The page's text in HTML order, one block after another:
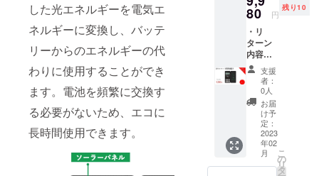
した光エネルギーを電気エ
ネルギーに変換し、バッテ
リーからのエネルギーの代
わりに使用することができ
ます。電池を頻繁に交換す
る必要がないため、エコに
長時間使用できます。
ます。
頂いた
上でご
支援頂
けます
様お願
い致し
ます。
2023年
03月頃
からオ
ンライ
支援に
より量
産効率
が向上
した場
合、正
規販売
価格が
販売予
定価格
より下
がる可
能性も
ござい
ます。
みの金
額にな
りま
す。 ※
ご注文
状況、
使用部
材の供
給状
況、製
造工程
上の都
合等に
より出
荷時期
80 円
残り10
・リ
ターン
内容：
DIYス
マート
関数電
卓x 3
セット
・一般
販売予
定価
格：
16,440
支援
者：
0人
お届
け予
定：
2023
年02
月
こ
の
リ
タ